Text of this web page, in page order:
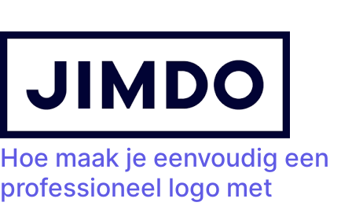
Hoe maak je eenvoudig een
professioneel logo met